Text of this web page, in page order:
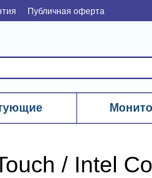
Публичная оферта
/ Intel